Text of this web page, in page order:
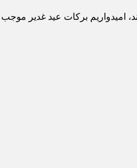
برکات عید غدیر